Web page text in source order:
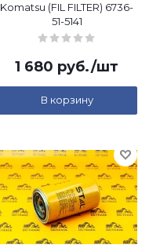
Komatsu (FIL FILTER) 6736-
51-5141
1 680 руб./шт
В корзину